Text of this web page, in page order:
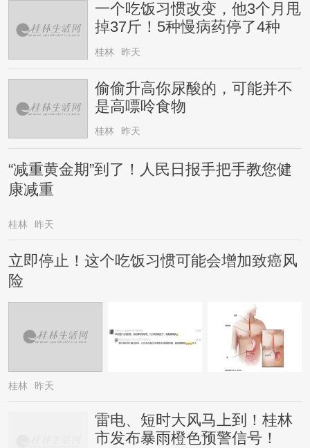
一个吃饭习惯改变，他3个月甩
掉37斤！5种慢病药停了4种
桂林 昨天
偷偷升高你尿酸的，可能并不
是高嘌呤食物
桂林 昨天
“减重黄金期”到了！人民日报手把手教您健
康减重
桂林 昨天
立即停止！这个吃饭习惯可能会增加致癌风
险
桂林 昨天
雷电、短时大风马上到！桂林
市发布暴雨橙色预警信号！